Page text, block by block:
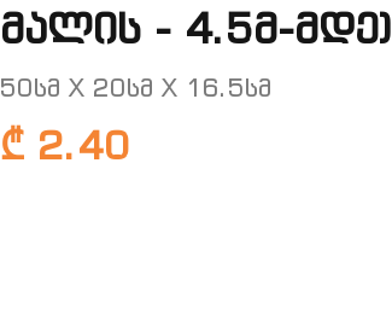
მალის - 4.5მ-მდე)
50სმ X 20სმ X 16.5სმ
₾ 2.40